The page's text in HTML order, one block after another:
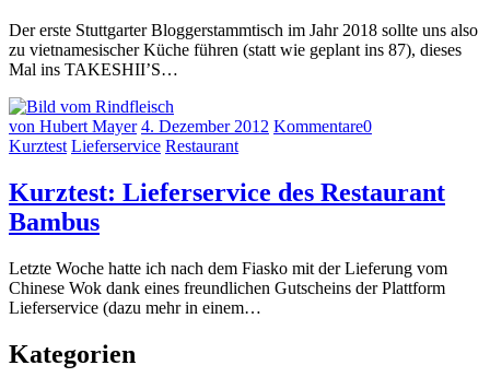
Der erste Stuttgarter Bloggerstammtisch im Jahr 2018 sollte uns also
zu vietnamesischer Küche führen (statt wie geplant ins 87), dieses
Mal ins TAKESHII’S…
von Hubert Mayer 4. Dezember 2012 Kommentare0
Kurztest Lieferservice Restaurant
Kurztest: Lieferservice des Restaurant
Bambus
Letzte Woche hatte ich nach dem Fiasko mit der Lieferung vom
Chinese Wok dank eines freundlichen Gutscheins der Plattform
Lieferservice (dazu mehr in einem…
Kategorien